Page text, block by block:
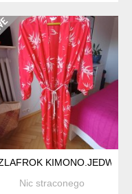
KIMONO.JEDWAB.
Nic straconego